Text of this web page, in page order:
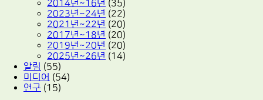
2014년~16년 (35)
2023년~24년 (22)
2021년~22년 (20)
2017년~18년 (20)
2019년~20년 (20)
2025년~26년 (14)
알림 (55)
미디어 (54)
연구 (15)